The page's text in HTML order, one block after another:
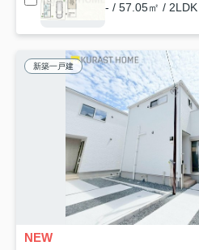
- / 57.05㎡ / 2LDK
新築一戸建
NEW